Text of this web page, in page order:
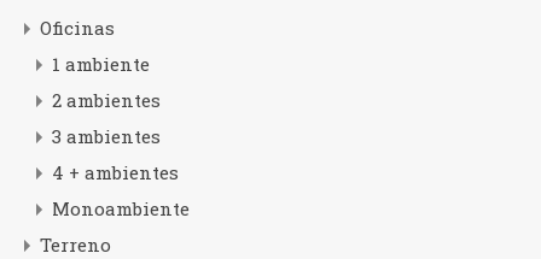
Oficinas
1 ambiente
2 ambientes
3 ambientes
4 + ambientes
Monoambiente
Terreno